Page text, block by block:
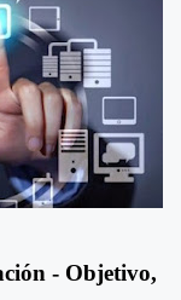
- Objetivo,